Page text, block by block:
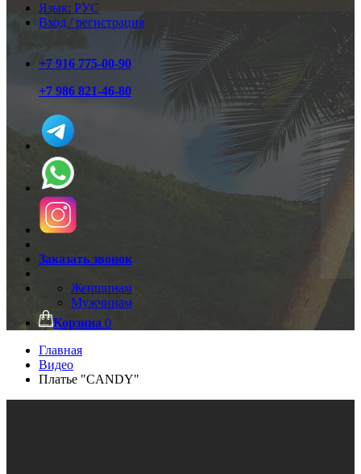
Язык: РУС
Вход / регистрация
+7 916 775-00-90
+7 986 821-46-80
Заказать звонок
Женщинам
Мужчинам
Корзина 0
Главная
Видео
Платье "CANDY"